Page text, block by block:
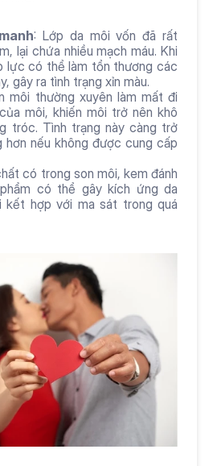
: Lớp da môi vốn đã rất
lại chứa nhiều mạch máu. Khi
lực có thể làm tổn thương các
gây ra tình trạng xỉn màu.
môi thường xuyên làm mất đi
môi, khiến môi trở nên khô
tróc. Tình trạng này càng trở
hơn nếu không được cung cấp
có trong son môi, kem đánh
có thể gây kích ứng da
kết hợp với ma sát trong quá